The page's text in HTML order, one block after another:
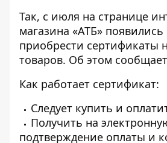
Так, с июля на странице
магазина «АТБ»
приобрести сертификаты
товаров. Об этом сообщает
Как работает сертификат:
Следует купить и
Получить на
подтверждение оплаты и